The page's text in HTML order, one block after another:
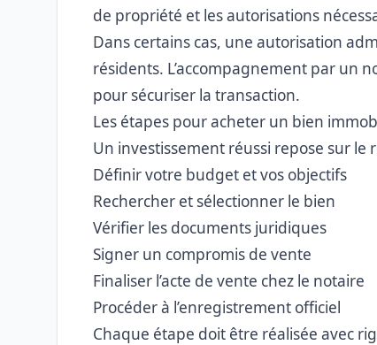
de propriété et les autorisations
Dans certains cas, une autorisation
résidents. L’accompagnement par un
pour sécuriser la transaction.
Les étapes pour acheter un bien
Un investissement réussi repose sur le
Définir votre budget et vos objectifs
Rechercher et sélectionner le bien
Vérifier les documents juridiques
Signer un compromis de vente
Finaliser l’acte de vente chez le notaire
Procéder à l’enregistrement officiel
Chaque étape doit être réalisée avec